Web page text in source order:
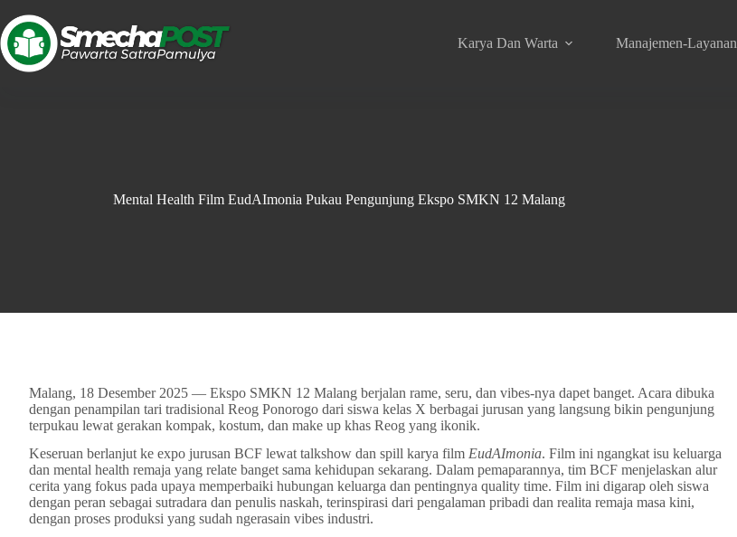
Karya Dan Warta Manajemen-Layanan
Mental Health Film EudAImonia Pukau Pengunjung Ekspo SMKN 12 Malang
Malang, 18 Desember 2025 — Ekspo SMKN 12 Malang berjalan rame, seru, dan vibes-nya dapet banget. Acara dibuka
dengan penampilan tari tradisional Reog Ponorogo dari siswa kelas X berbagai jurusan yang langsung bikin pengunjung
terpukau lewat gerakan kompak, kostum, dan make up khas Reog yang ikonik.
Keseruan berlanjut ke expo jurusan BCF lewat talkshow dan spill karya film EudAImonia. Film ini ngangkat isu keluarga
dan mental health remaja yang relate banget sama kehidupan sekarang. Dalam pemaparannya, tim BCF menjelaskan alur
cerita yang fokus pada upaya memperbaiki hubungan keluarga dan pentingnya quality time. Film ini digarap oleh siswa
dengan peran sebagai sutradara dan penulis naskah, terinspirasi dari pengalaman pribadi dan realita remaja masa kini,
dengan proses produksi yang sudah ngerasain vibes industri.